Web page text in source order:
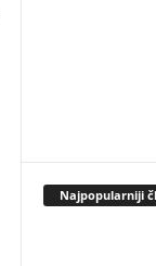
Najpopularniji